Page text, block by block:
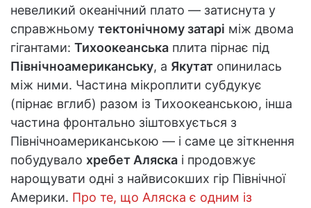
невеликий океанічний плато — затиснута у
справжньому тектонічному затарі між двома
гігантами: Тихоокеанська плита пірнає під
Північноамериканську, а Якутат опинилась
між ними. Частина мікроплити субдукує
(пірнає вглиб) разом із Тихоокеанською, інша
частина фронтально зіштовхується з
Північноамериканською — і саме це зіткнення
побудувало хребет Аляска і продовжує
нарощувати одні з найвисокших гір Північної
Америки. Про те, що Аляска є одним із